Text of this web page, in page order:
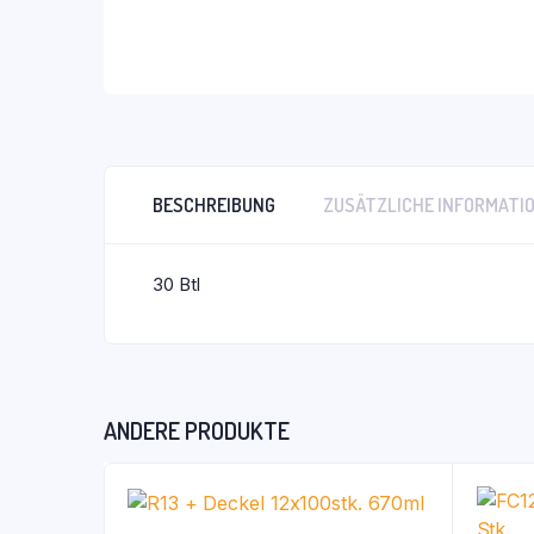
BESCHREIBUNG ZUSÄTZLICHE
30 Btl
ANDERE PRODUKTE